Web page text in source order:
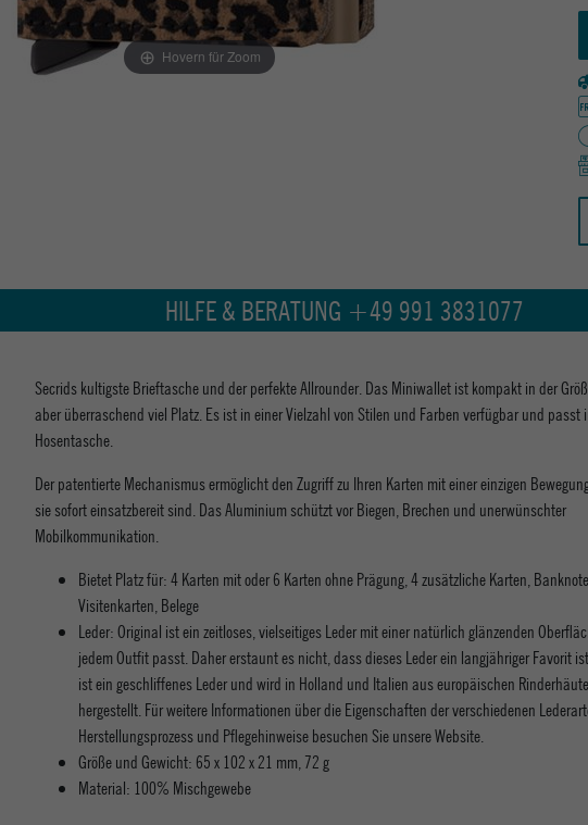
Hovern für Zoom
HILFE & BERATUNG +49 991 3831077
Secrids kultigste Brieftasche und der perfekte Allrounder. Das Miniwallet ist kompakt in der
aber überraschend viel Platz. Es ist in einer Vielzahl von Stilen und Farben verfügbar und passt
Hosentasche.
Der patentierte Mechanismus ermöglicht den Zugriff zu Ihren Karten mit einer einzigen
sie sofort einsatzbereit sind. Das Aluminium schützt vor Biegen, Brechen und unerwünschter
Mobilkommunikation.
Bietet Platz für: 4 Karten mit oder 6 Karten ohne Prägung, 4 zusätzliche Karten,
Visitenkarten, Belege
Leder: Original ist ein zeitloses, vielseitiges Leder mit einer natürlich glänzenden
jedem Outfit passt. Daher erstaunt es nicht, dass dieses Leder ein langjähriger Favorit
ist ein geschliffenes Leder und wird in Holland und Italien aus europäischen
hergestellt. Für weitere Informationen über die Eigenschaften der verschiedenen
Herstellungsprozess und Pflegehinweise besuchen Sie unsere Website.
Größe und Gewicht: 65 x 102 x 21 mm, 72 g
Material: 100% Mischgewebe